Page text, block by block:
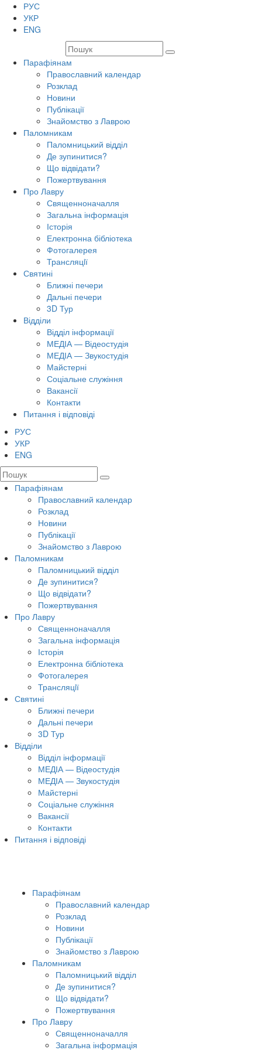
РУС
УКР
ENG
Парафіянам
Православний календар
Розклад
Новини
Публікації
Знайомство з Лаврою
Паломникам
Паломницький відділ
Де зупинитися?
Що відвідати?
Пожертвування
Про Лавру
Священноначалля
Загальна інформація
Історія
Електронна бібліотека
Фотогалерея
Трансляцiї
Святині
Ближні печери
Дальні печери
3D Тур
Відділи
Відділ інформації
МЕДІА — Відеостудія
МЕДІА — Звукостудія
Майстерні
Соціальне служіння
Вакансії
Контакти
Питання і відповіді
РУС
УКР
ENG
Парафіянам
Православний календар
Розклад
Новини
Публікації
Знайомство з Лаврою
Паломникам
Паломницький відділ
Де зупинитися?
Що відвідати?
Пожертвування
Про Лавру
Священноначалля
Загальна інформація
Історія
Електронна бібліотека
Фотогалерея
Трансляцiї
Святині
Ближні печери
Дальні печери
3D Тур
Відділи
Відділ інформації
МЕДІА — Відеостудія
МЕДІА — Звукостудія
Майстерні
Соціальне служіння
Вакансії
Контакти
Питання і відповіді
Парафіянам
Православний календар
Розклад
Новини
Публікації
Знайомство з Лаврою
Паломникам
Паломницький відділ
Де зупинитися?
Що відвідати?
Пожертвування
Про Лавру
Священноначалля
Загальна інформація